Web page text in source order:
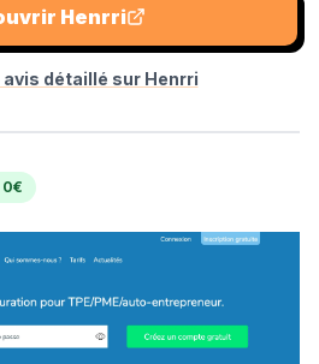
Henrri
avis détaillé sur Henrri